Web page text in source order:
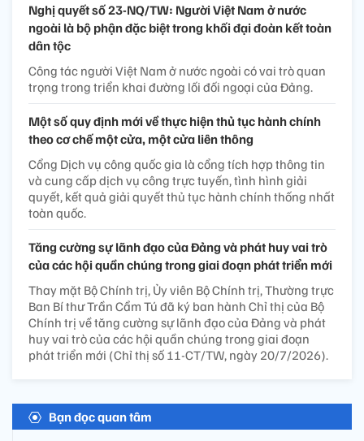
Nghị quyết số 23-NQ/TW: Người Việt Nam ở nước
ngoài là bộ phận đặc biệt trong khối đại đoàn kết toàn
dân tộc
Công tác người Việt Nam ở nước ngoài có vai trò quan
trọng trong triển khai đường lối đối ngoại của Đảng.
Một số quy định mới về thực hiện thủ tục hành chính
theo cơ chế một cửa, một cửa liên thông
Cổng Dịch vụ công quốc gia là cổng tích hợp thông tin
và cung cấp dịch vụ công trực tuyến, tình hình giải
quyết, kết quả giải quyết thủ tục hành chính thống nhất
toàn quốc.
Tăng cường sự lãnh đạo của Đảng và phát huy vai trò
của các hội quần chúng trong giai đoạn phát triển mới
Thay mặt Bộ Chính trị, Ủy viên Bộ Chính trị, Thường trực
Ban Bí thư Trần Cẩm Tú đã ký ban hành Chỉ thị của Bộ
Chính trị về tăng cường sự lãnh đạo của Đảng và phát
huy vai trò của các hội quần chúng trong giai đoạn
phát triển mới (Chỉ thị số 11-CT/TW, ngày 20/7/2026).
Bạn đọc quan tâm